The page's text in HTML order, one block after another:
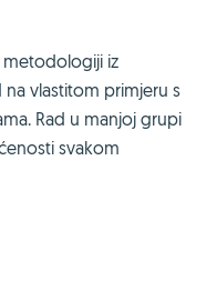
metodologiji iz
vlastitom primjeru s
Rad u manjoj grupi
svakom